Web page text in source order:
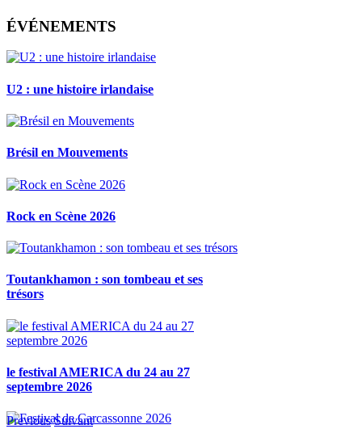
ÉVÉNEMENTS
U2 : une histoire irlandaise
Brésil en Mouvements
Rock en Scène 2026
Toutankhamon : son tombeau et ses
trésors
le festival AMERICA du 24 au 27
septembre 2026
Previous Suivant